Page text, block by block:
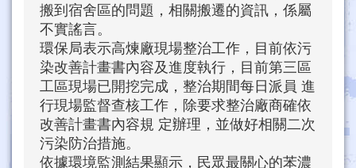
搬到宿舍區的問題，相關搬遷的資訊，係屬
不實謠言。
環保局表示高煉廠現場整治工作，目前依污
染改善計畫書內容及進度執行，目前第三區
工區現場已開挖完成，整治期間每日派員 進
行現場監督查核工作，除要求整治廠商確依
改善計畫書內容規 定辦理，並做好相關二次
污染防治措施。
依據環境監測結果顯示，民眾最關心的苯濃